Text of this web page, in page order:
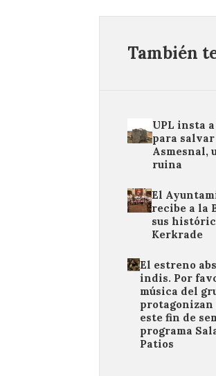
También
UPL insta
para
Asmesnal,
ruina
El
recibe a la
sus
Kerkrade
El estreno
indis. Por
música del
este fin de
programa
Patios